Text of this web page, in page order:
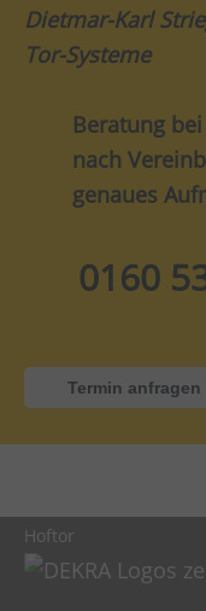
Dietmar-Karl
Tor-Systeme
Beratung
nach
genaues
0160
Termin anfragen
Hoftor